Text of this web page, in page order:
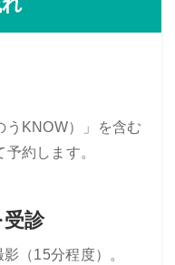
うKNOW）」を含む
約します。
診
（15分程度）。